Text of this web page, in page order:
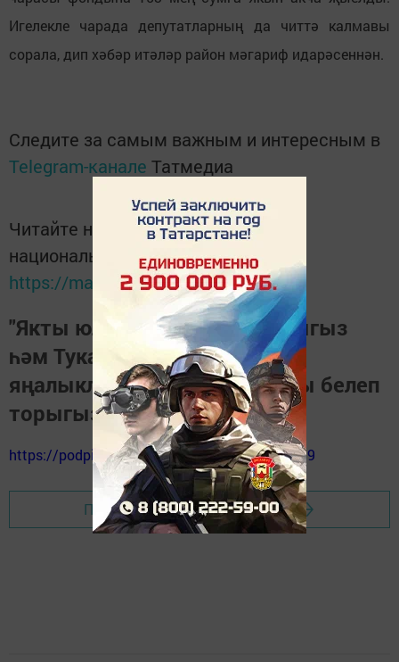
Игелекле чарада депутатларның да читтә калмавы
сорала, дип хәбәр итәләр район мәгариф идарәсеннән.
Следите за самым важным и интересным в
Telegram-канале Татмедиа
Читайте новости Татарстана в
национальном мессенджере MАХ:
https://max.ru/tatmedia
"Якты юл" газетасына язылыгыз
һәм Тукай районындагы
яңалыкларны, вакыйгаларны белеп
торыгыз
https://podpiska.pochta.ru/press/%D0%9F9499
Перейти на страницу новости